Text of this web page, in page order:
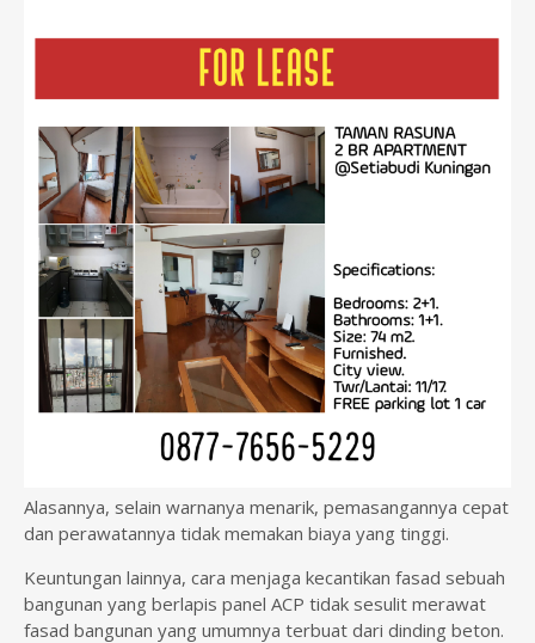
Alasannya, selain warnanya menarik, pemasangannya cepat
dan perawatannya tidak memakan biaya yang tinggi.
Keuntungan lainnya, cara menjaga kecantikan fasad sebuah
bangunan yang berlapis panel ACP tidak sesulit merawat
fasad bangunan yang umumnya terbuat dari dinding beton.